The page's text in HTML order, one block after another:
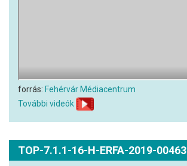
forrás: Fehérvár Médiacentrum
További videók
TOP-7.1.1-16-H-ERFA-2019-00463